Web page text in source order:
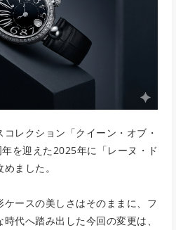
レクション「クイーン・オブ・
を迎えた2025年に「レーヌ・ド
ました。
ースの美しさはそのままに、フ
代へ踏み出した今回の変更は、